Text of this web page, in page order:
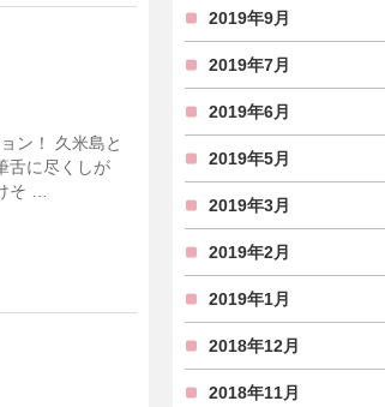
ン！ 久米島と
舌に尽くしが
そ …
2019年9月
2019年7月
2019年6月
2019年5月
2019年3月
2019年2月
2019年1月
2018年12月
2018年11月